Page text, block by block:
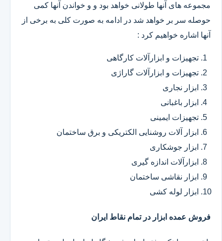
مجموعه های آنها طولانی خواهد بود و و خواندن آنها کمی
حوصله سر بر خواهد شد در ادامه به صورت کلی به برخی از
آنها اشاره خواهیم کرد :
تجهیزات و ابزارآلات کارگاهی
تجهیزات و ابزارآلات گاراژی
ابزار نجاری
ابزار باغبانی
تجهیزات ایمینی
ابزار آلات روشنایی الکتریکی و برق ساختمان
ابزار جوشکاری
ابزارآلات اندازه گیری
ابزار نقاشی ساختمان
ابزار لوله کشی
فروش عمده ابزار در تمام نقاط ایران